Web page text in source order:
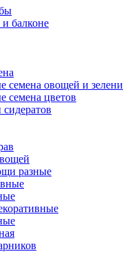
балконе
семена овощей и зелени
семена цветов
разные